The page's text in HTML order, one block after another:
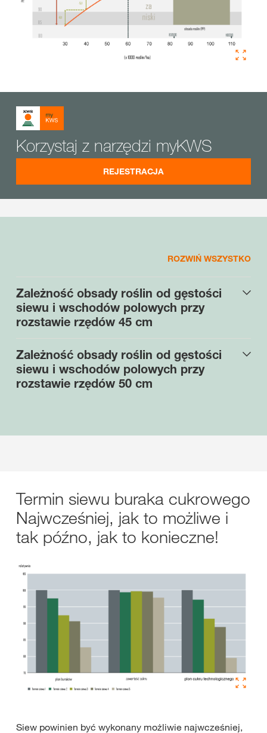
Korzystaj z narzędzi myKWS
REJESTRACJA
ROZWIŃ WSZYSTKO
Zależność obsady roślin od gęstości
siewu i wschodów polowych przy
rozstawie rzędów 45 cm
Zależność obsady roślin od gęstości
siewu i wschodów polowych przy
rozstawie rzędów 50 cm
Termin siewu buraka cukrowego
Najwcześniej, jak to możliwe i
tak późno, jak to konieczne!
Siew powinien być wykonany możliwie najwcześniej,